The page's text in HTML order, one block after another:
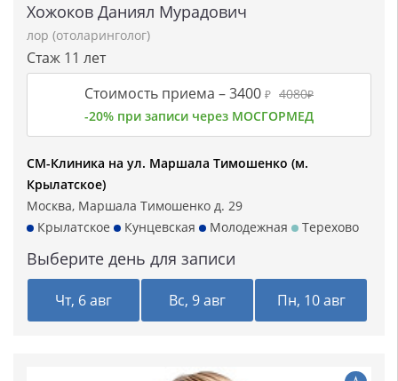
Хожоков Даниял Мурадович
лор (отоларинголог)
Стаж 11 лет
Стоимость приема –3400 ₽ 4080₽
-20% при записи через МОСГОРМЕД
СМ-Клиника на ул. Маршала Тимошенко (м.
Крылатское)
Москва, Маршала Тимошенко д. 29
Крылатское
Кунцевская Молодежная Терехово
Выберите день для записи
Чт, 6 авг Вс, 9 авг Пн, 10 авг